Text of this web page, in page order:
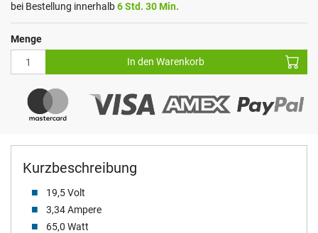
Kurzbeschreibung
19,5 Volt
3,34 Ampere
65,0 Watt
bei Bestellung innerhalb6 Std. 30 Min.
Menge
In den Warenkorb